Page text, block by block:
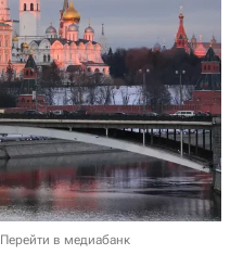
Перейти в медиабанк